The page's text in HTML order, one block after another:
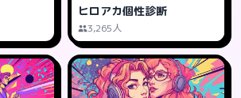
ヒロアカ個性診断
3,265人